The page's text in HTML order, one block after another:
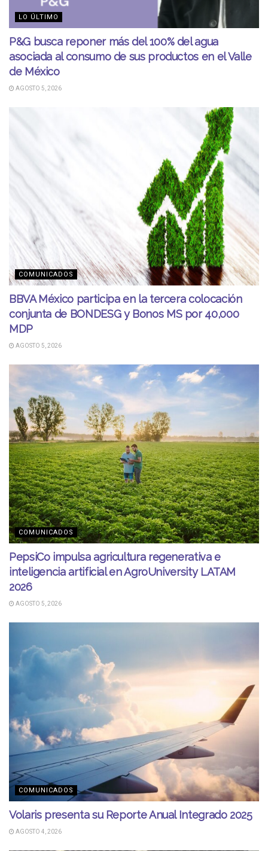
LO ÚLTIMO
P&G busca reponer más del 100% del agua
asociada al consumo de sus productos en el Valle
de México
AGOSTO 5, 2026
COMUNICADOS
BBVA México participa en la tercera colocación
conjunta de BONDESG y Bonos MS por 40,000
MDP
AGOSTO 5, 2026
COMUNICADOS
PepsiCo impulsa agricultura regenerativa e
inteligencia artificial en AgroUniversity LATAM
2026
AGOSTO 5, 2026
COMUNICADOS
Volaris presenta su Reporte Anual Integrado 2025
AGOSTO 4, 2026